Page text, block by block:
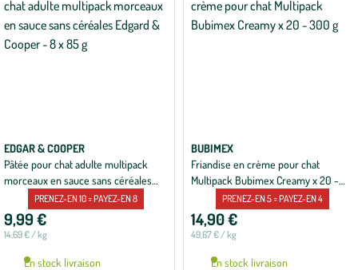
EDGAR & COOPER
Pâtée pour chat adulte multipack
morceaux en sauce sans céréales
Edgard & Cooper - 8 x 85 g
PRENEZ-EN 10 = PAYEZ-EN 8
9,99 €
14,69 € / kg
En stock livraison
BUBIMEX
Friandise en crème pour chat
Multipack Bubimex Creamy x 20 -
PRENEZ-EN 5 = PAYEZ-EN 4
14,90 €
49,67 € / kg
En stock livraison